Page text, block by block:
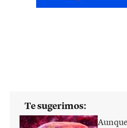
Te sugerimos: